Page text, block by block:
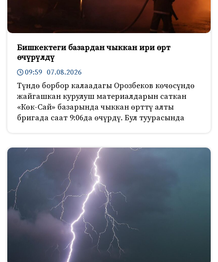
Бишкектеги базардан чыккан ири өрт
өчүрүлдү
09:59 07.08.2026
Түндө борбор калаадагы Орозбеков көчөсүндө
жайгашкан курулуш материалдарын саткан
«Көк-Сай» базарында чыккан өрттү алты
бригада саат 9:06да өчүрдү. Бул туурасында